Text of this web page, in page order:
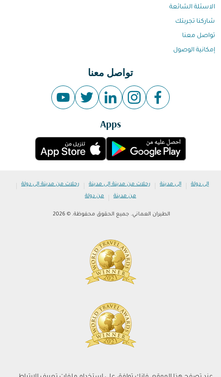
الاسئلة الشائعة
شاركنا تجربتك
تواصل معنا
إمكانية الوصول
تواصل معنا
Apps
إلى دولة | إلى مدينة | رحلات من مدينة إلى مدينة | رحلات من مدينة إلى دولة |
من مدينة | من دولة
الطيران العماني. جميع الحقوق محفوظة. © 2026